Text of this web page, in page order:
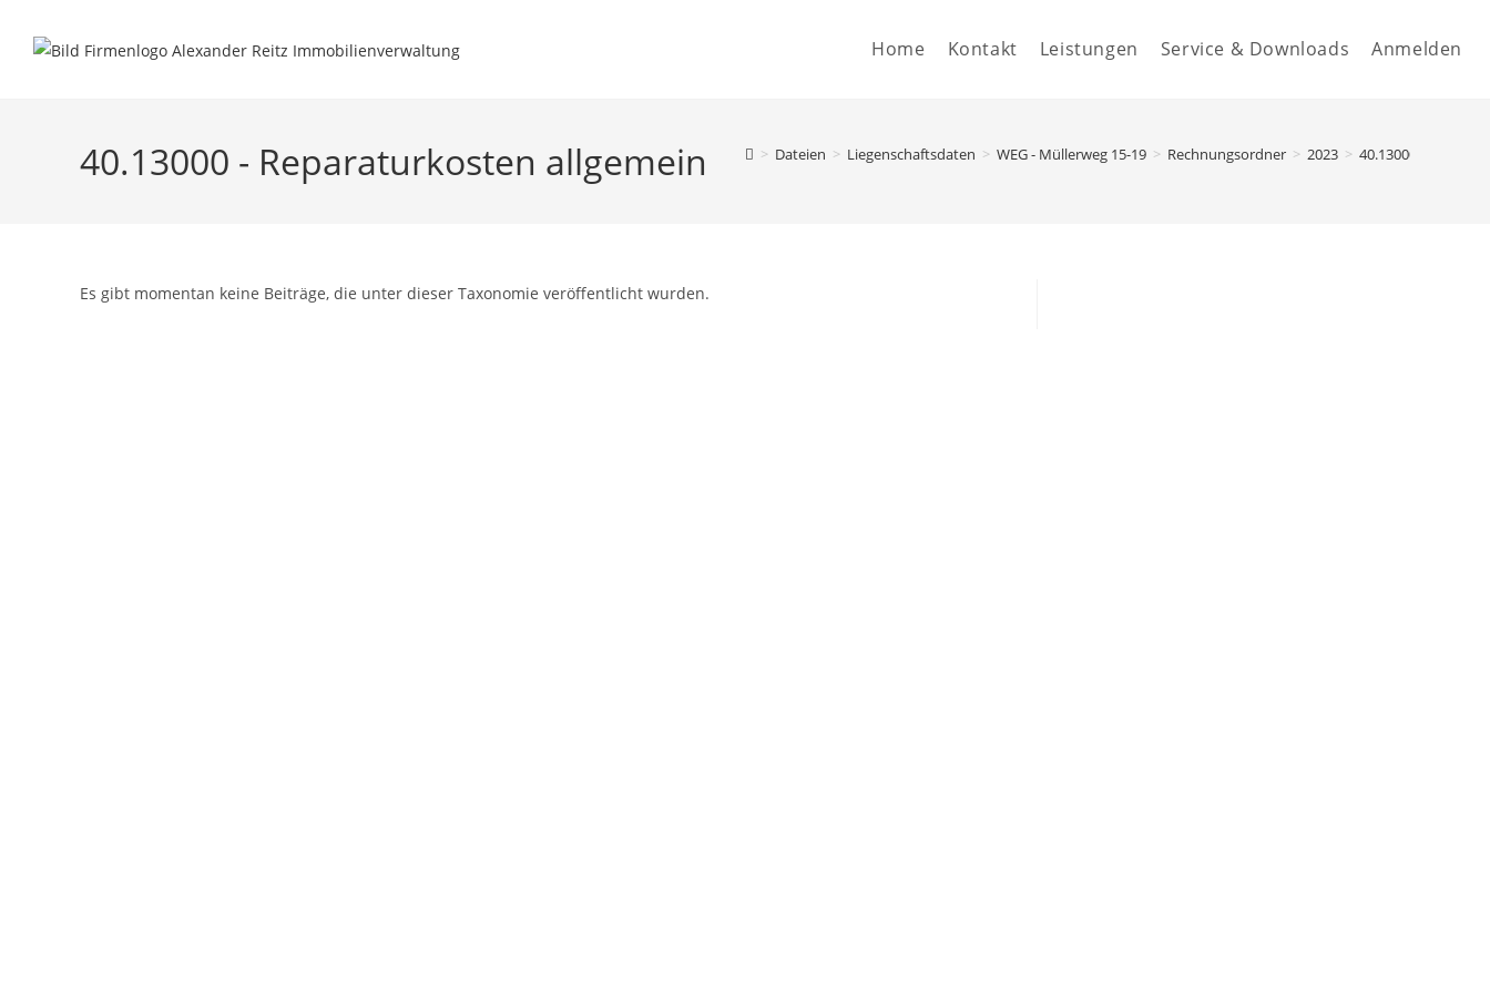
Inhalt
Home Kontakt Leistungen Service & Downloads Anmelden
40.13000 - Reparaturkosten allgemein > Dateien > Liegenschaftsdaten > WEG - Müllerweg 15-19 > Rechnungsordner > 2023 > 40.13000 -
Es gibt momentan keine Beiträge, die unter dieser Taxonomie veröffentlicht wurden.